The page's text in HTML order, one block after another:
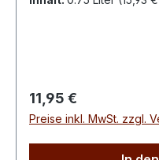
Geschmackserlebnis. In der Nase entfalten sich
fruchtige Aromen
und schwarzen
würzigen Nuancen. Am
Regulärer Preis:
11,95 €
Preise inkl. MwSt. zzgl.